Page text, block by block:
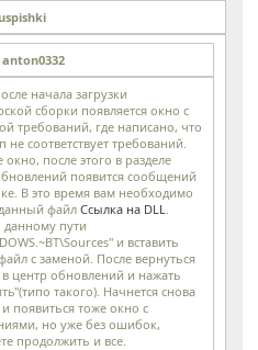
начала загрузки
сборки появляется окно с
требований, где написано, что
соответствует требований.
окно, после этого в разделе
появится сообщений
В это время вам необходимо
файл Ссылка на DLL
данному пути
и вставить
с заменой. После вернуться
центр обновлений и нажать
такого). Начнется снова
и появиться тоже окно с
но уже без ошибок,
продолжить и все.